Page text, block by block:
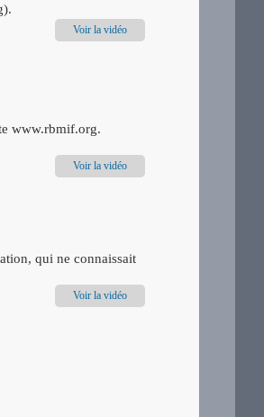
Voir la vidéo
www.rbmif.org.
Voir la vidéo
qui ne connaissait
Voir la vidéo